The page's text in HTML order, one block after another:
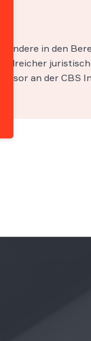
in den
an der CBS